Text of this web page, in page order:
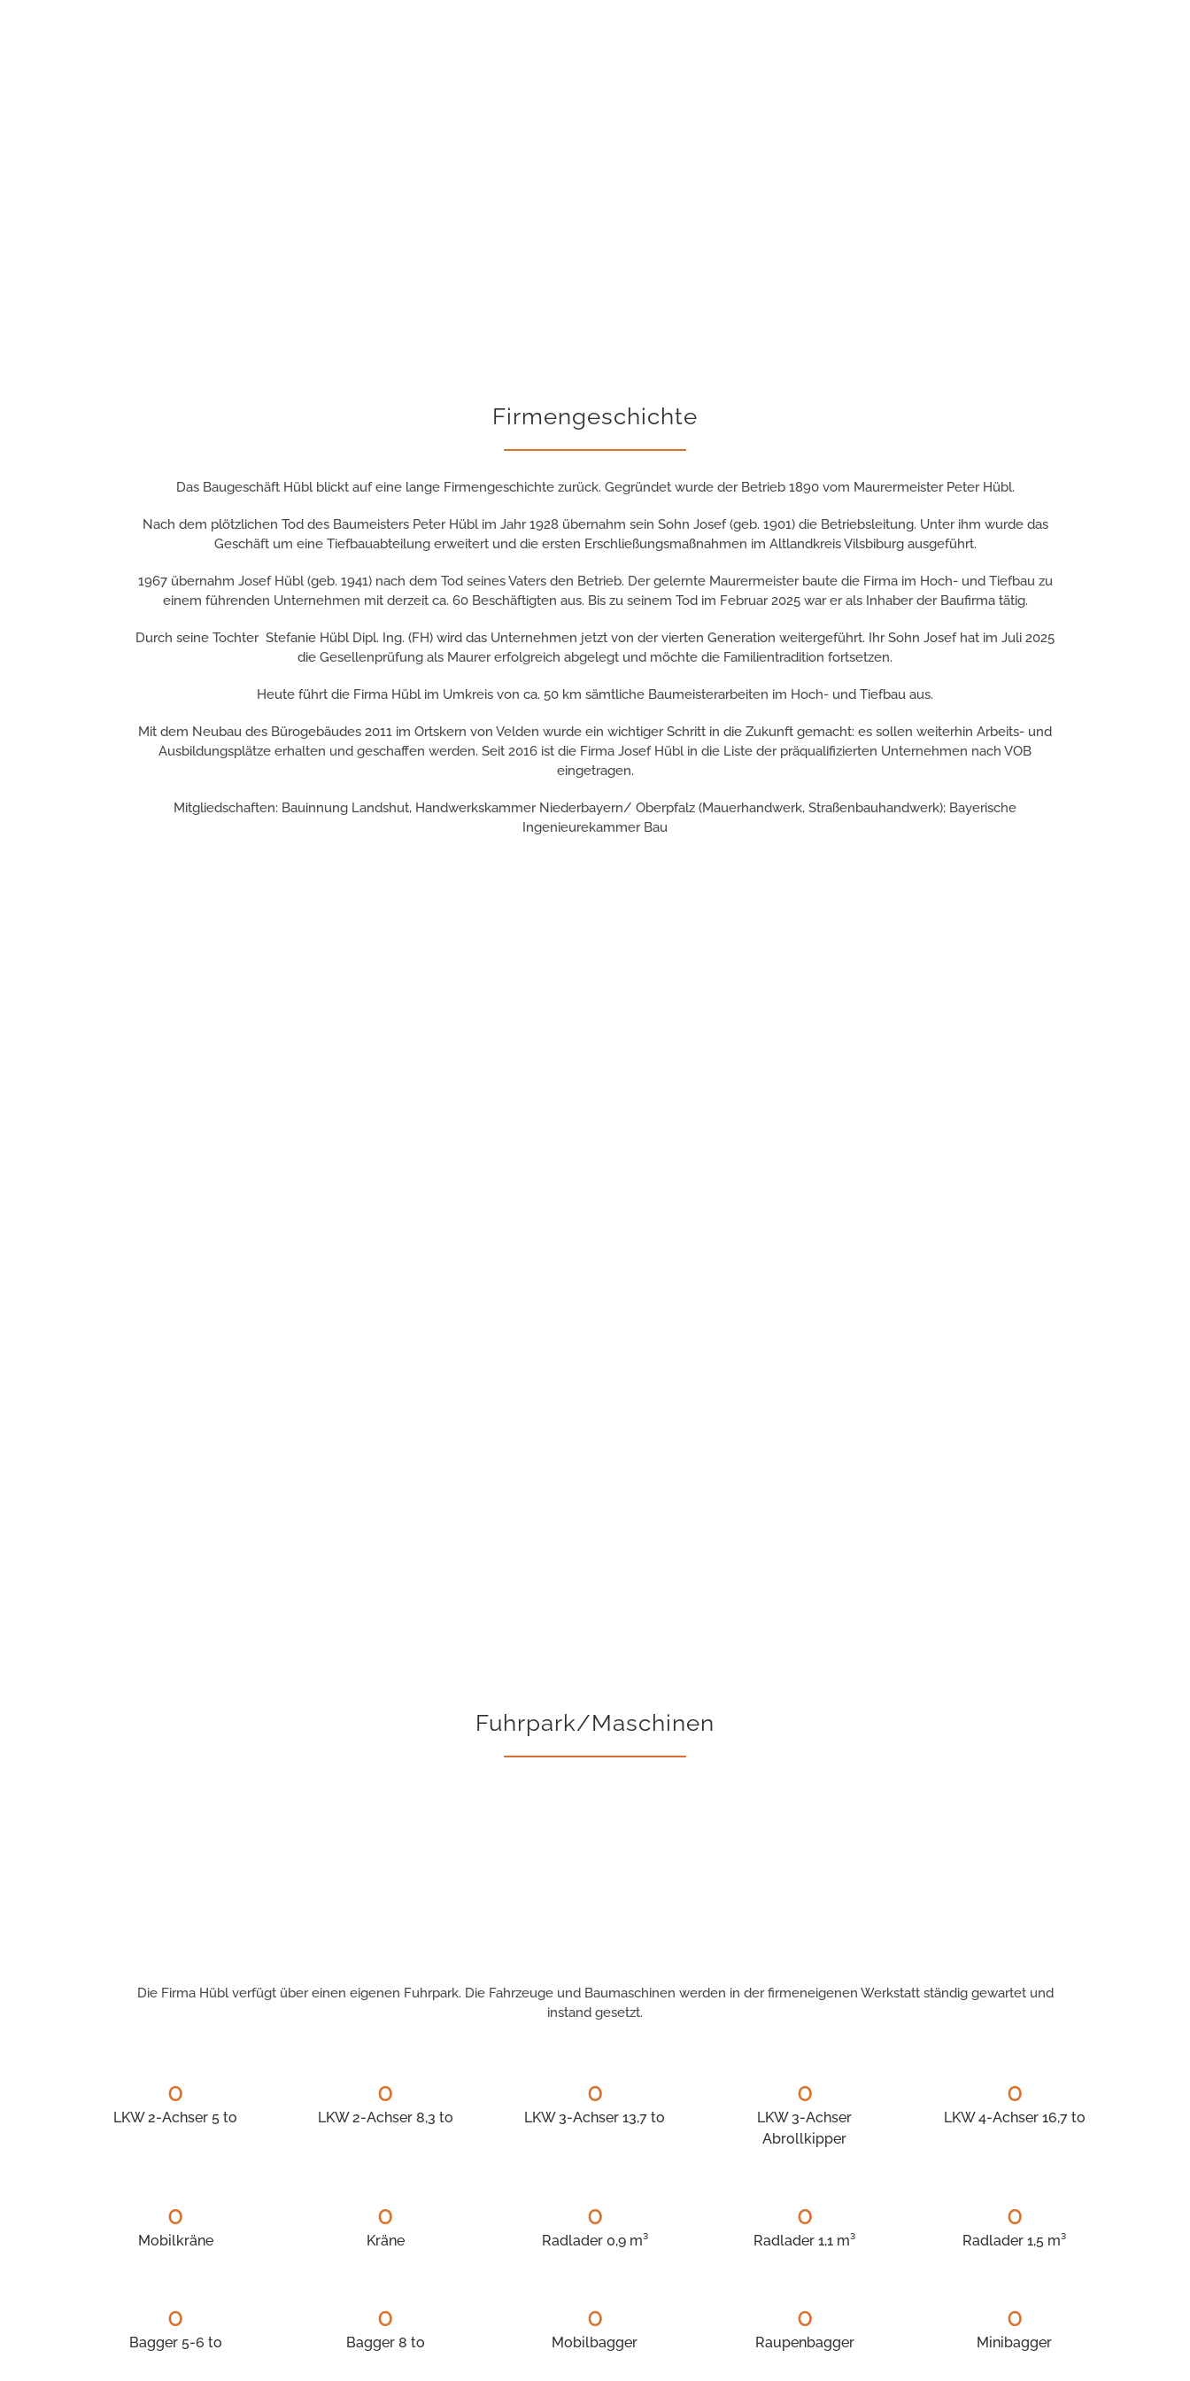
Firmengeschichte
Das Baugeschäft Hübl blickt auf eine lange Firmengeschichte zurück. Gegründet wurde der Betrieb 1890 vom Maurermeister Peter Hübl.
Nach dem plötzlichen Tod des Baumeisters Peter Hübl im Jahr 1928 übernahm sein Sohn Josef (geb. 1901) die Betriebsleitung. Unter ihm wurde das
Geschäft um eine Tiefbauabteilung erweitert und die ersten Erschließungsmaßnahmen im Altlandkreis Vilsbiburg ausgeführt.
1967 übernahm Josef Hübl (geb. 1941) nach dem Tod seines Vaters den Betrieb. Der gelernte Maurermeister baute die Firma im Hoch- und Tiefbau zu
einem führenden Unternehmen mit derzeit ca. 60 Beschäftigten aus. Bis zu seinem Tod im Februar 2025 war er als Inhaber der Baufirma tätig.
Durch seine Tochter Stefanie Hübl Dipl. Ing. (FH) wird das Unternehmen jetzt von der vierten Generation weitergeführt. Ihr Sohn Josef hat im Juli 2025
die Gesellenprüfung als Maurer erfolgreich abgelegt und möchte die Familientradition fortsetzen.
Heute führt die Firma Hübl im Umkreis von ca. 50 km sämtliche Baumeisterarbeiten im Hoch- und Tiefbau aus.
Mit dem Neubau des Bürogebäudes 2011 im Ortskern von Velden wurde ein wichtiger Schritt in die Zukunft gemacht: es sollen weiterhin Arbeits- und
Ausbildungsplätze erhalten und geschaffen werden. Seit 2016 ist die Firma Josef Hübl in die Liste der präqualifizierten Unternehmen nach VOB
eingetragen.
Mitgliedschaften: Bauinnung Landshut, Handwerkskammer Niederbayern/ Oberpfalz (Mauerhandwerk, Straßenbauhandwerk); Bayerische
Ingenieurekammer Bau
Fuhrpark/Maschinen
Die Firma Hübl verfügt über einen eigenen Fuhrpark. Die Fahrzeuge und Baumaschinen werden in der firmeneigenen Werkstatt ständig gewartet und
instand gesetzt.
0
LKW 2-Achser 5 to
0
LKW 2-Achser 8,3 to
0
LKW 3-Achser 13,7 to
0
LKW 3-Achser
Abrollkipper
0
LKW 4-Achser 16,7 to
0
Mobilkräne
0
Kräne
0
Radlader 0,9 m³
0
Radlader 1,1 m³
0
Radlader 1,5 m³
0
Bagger 5-6 to
0
Bagger 8 to
0
Mobilbagger
0
Raupenbagger
0
Minibagger